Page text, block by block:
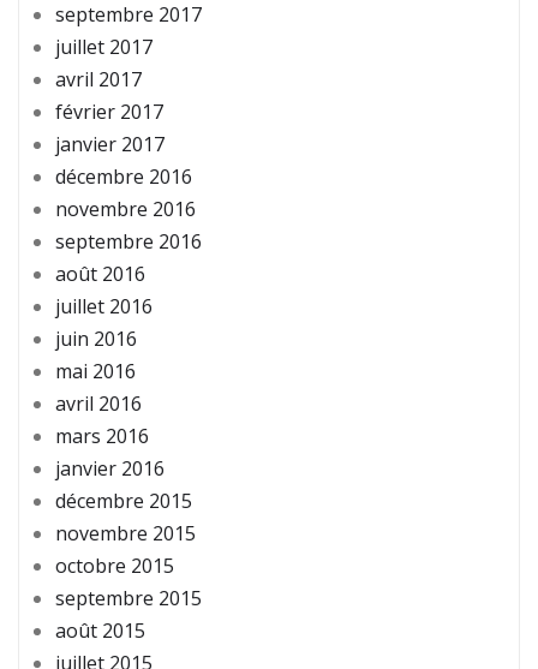
septembre 2017
juillet 2017
avril 2017
février 2017
janvier 2017
décembre 2016
novembre 2016
septembre 2016
août 2016
juillet 2016
juin 2016
mai 2016
avril 2016
mars 2016
janvier 2016
décembre 2015
novembre 2015
octobre 2015
septembre 2015
août 2015
juillet 2015